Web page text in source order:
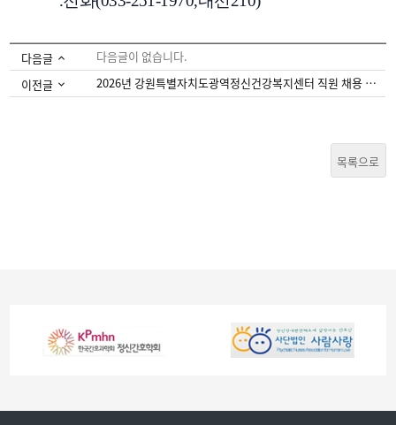
다음글
다음글이 없습니다.
이전글
2026년 강원특별자치도광역정신건강복지센터 직원 채용 공고(5.1-5.14)
목록으로